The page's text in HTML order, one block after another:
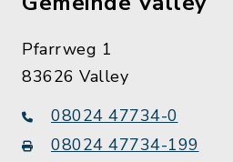
Pfarrweg 1
83626 Valley
08024 47734-0
08024 47734-199